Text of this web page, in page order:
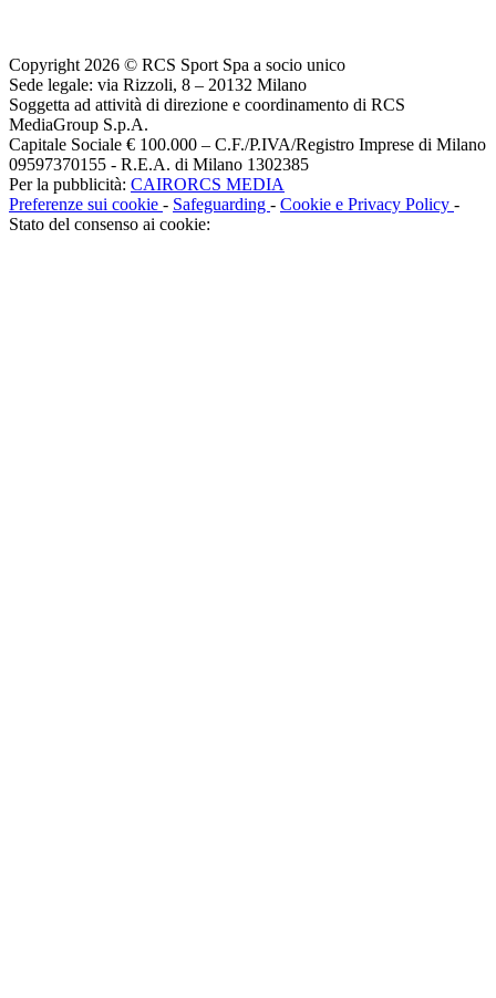
Copyright 2026 © RCS Sport Spa a socio unico
Sede legale: via Rizzoli, 8 – 20132 Milano
Soggetta ad attività di direzione e coordinamento di RCS
MediaGroup S.p.A.
Capitale Sociale € 100.000 – C.F./P.IVA/Registro Imprese di Milano
09597370155 - R.E.A. di Milano 1302385
Per la pubblicità: CAIRORCS MEDIA
Preferenze sui cookie - Safeguarding - Cookie e Privacy Policy -
Stato del consenso ai cookie: